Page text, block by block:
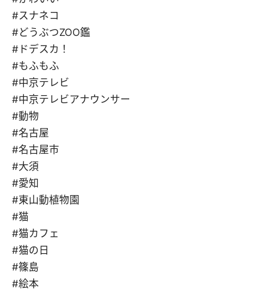
#スナネコ
#どうぶつZOO鑑
#ドデスカ！
#もふもふ
#中京テレビ
#中京テレビアナウンサー
#動物
#名古屋
#名古屋市
#大須
#愛知
#東山動植物園
#猫
#猫カフェ
#猫の日
#篠島
#絵本